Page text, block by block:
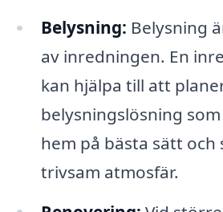
Belysning: Belysning
av inredningen. En
kan hjälpa till att
belysningslösning
hem på bästa sätt och
trivsam atmosfär.